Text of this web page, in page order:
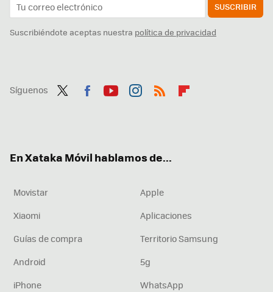
SUSCRIBIR
Suscribiéndote aceptas nuestra política de privacidad
Síguenos
En Xataka Móvil hablamos de...
Movistar
Apple
Xiaomi
Aplicaciones
Guías de compra
Territorio Samsung
Android
5g
iPhone
WhatsApp